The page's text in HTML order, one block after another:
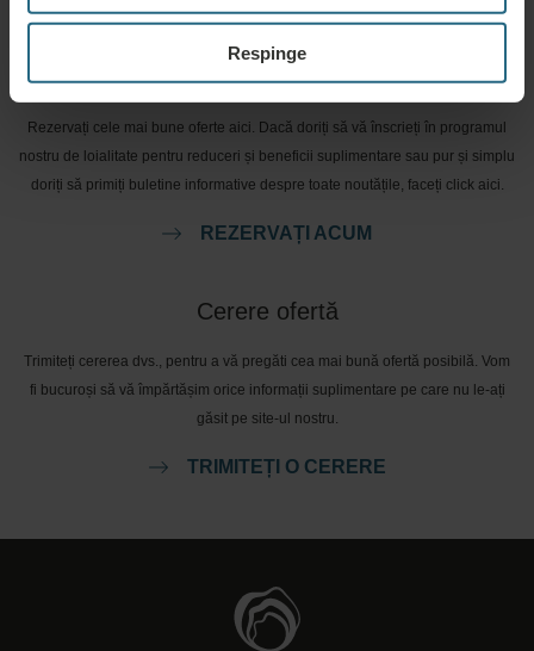
Respinge
Rezervări
Rezervați cele mai bune oferte aici. Dacă doriți să vă înscrieți în programul
nostru de loialitate pentru reduceri și beneficii suplimentare sau pur și simplu
doriți să primiți buletine informative despre toate noutățile, faceți click aici.
REZERVAȚI ACUM
Cerere ofertă
Trimiteți cererea dvs., pentru a vă pregăti cea mai bună ofertă posibilă. Vom
fi bucuroși să vă împărtășim orice informații suplimentare pe care nu le-ați
găsit pe site-ul nostru.
TRIMITEȚI O CERERE